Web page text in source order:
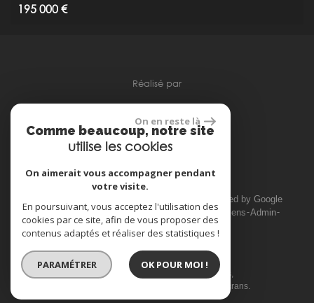
195 000 €
réalisé par
© 2026 | Tous droits réservés | Traduction powered by Google
Plan du site Mentions légales Nos honoraires Liens Admin
Toutes nos annonces
Site internet compatible multi-supports,
un seul site adaptable à tous les types d'écrans.
On en reste là
Comme beaucoup, notre site
utilise les cookies
On aimerait vous accompagner pendant
votre visite.
En poursuivant, vous acceptez l'utilisation des
cookies par ce site, afin de vous proposer des
contenus adaptés et réaliser des statistiques !
PARAMÉTRER OK POUR MOI !